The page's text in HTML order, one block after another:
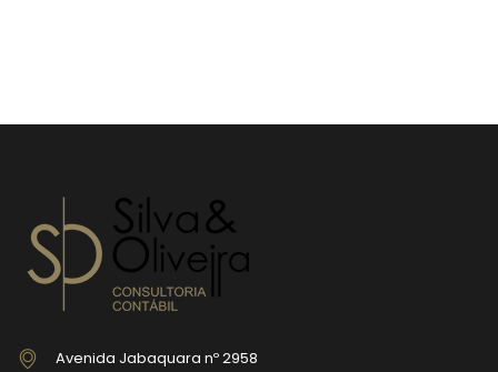
Avenida Jabaquara nº 2958